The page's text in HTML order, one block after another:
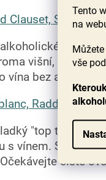
Tento
na
vše
Clauset, Siozard,
višní, švestek..
vína bez alkoholu.
Raddeck,
"top topic",
s vínem. Skvěle
čisté